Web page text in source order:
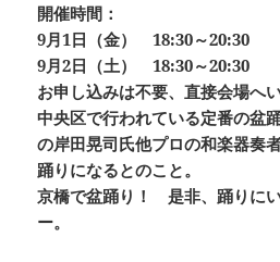
開催時間：
9月1日（金） 18:30～20:30
9月2日（土） 18:30～20:30
お申し込みは不要、直接会場へ
中央区で行われている定番の盆
の岸田晃司氏他プロの和楽器奏
踊りになるとのこと。
京橋で盆踊り！ 是非、踊りに
ー。